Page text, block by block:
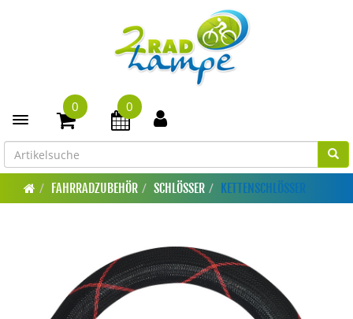
Toggle navigation
0 0
FAHRRADZUBEHÖR SCHLÖSSER KETTENSCHLÖSSER